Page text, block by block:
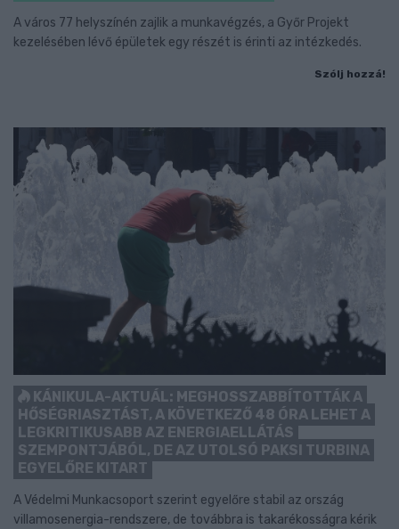
A város 77 helyszínén zajlik a munkavégzés, a Győr Projekt
kezelésében lévő épületek egy részét is érinti az intézkedés.
Szólj hozzá!
KÁNIKULA-AKTUÁL: MEGHOSSZABBÍTOTTÁK A
HŐSÉGRIASZTÁST, A KÖVETKEZŐ 48 ÓRA LEHET A
LEGKRITIKUSABB AZ ENERGIAELLÁTÁS
SZEMPONTJÁBÓL, DE AZ UTOLSÓ PAKSI TURBINA
EGYELŐRE KITART
A Védelmi Munkacsoport szerint egyelőre stabil az ország
villamosenergia-rendszere, de továbbra is takarékosságra kérik